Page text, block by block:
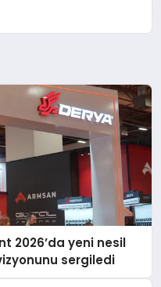
2026’da yeni nesil
sergiledi